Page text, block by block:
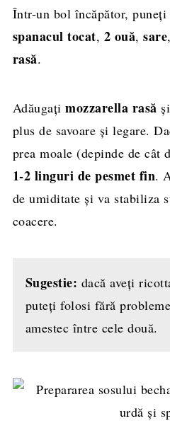
Într-un bol încăpător, puneți
spanacul tocat, 2 ouă,sare
rasă.
Adăugațimozzarella rasă și
plus de savoare și legare.
prea moale (depinde de cât
1-2 linguri de pesmet fin.
de umiditate și va stabiliza
coacere.
Sugestie: dacă aveți
puteți folosi fără
amestec între cele două.